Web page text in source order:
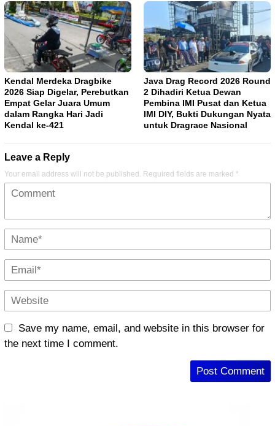
Kendal Merdeka Dragbike
2026 Siap Digelar, Perebutkan
Empat Gelar Juara Umum
dalam Rangka Hari Jadi
Kendal ke-421
Java Drag Record 2026 Round
2 Dihadiri Ketua Dewan
Pembina IMI Pusat dan Ketua
IMI DIY, Bukti Dukungan Nyata
untuk Dragrace Nasional
Leave a Reply
Your email address will not be published. Required fields are marked *
Save my name, email, and website in this browser for
the next time I comment.